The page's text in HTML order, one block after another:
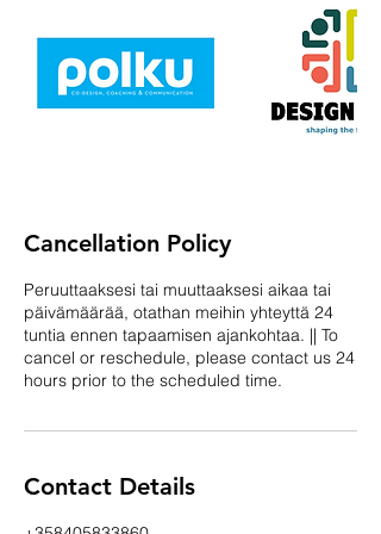
Cancellation Policy
Peruuttaaksesi tai muuttaaksesi aikaa tai
päivämäärää, otathan meihin yhteyttä 24
tuntia ennen tapaamisen ajankohtaa. || To
cancel or reschedule, please contact us 24
hours prior to the scheduled time.
Contact Details